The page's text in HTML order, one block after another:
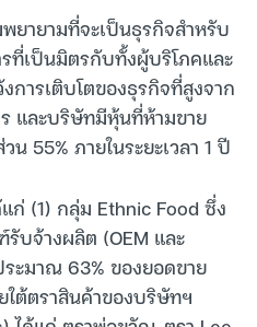
ยายามที่จะเป็นธุรกิจสำหรับ
ที่เป็นมิตรกับทั้งผู้บริโภคและ
ารเติบโตของธุรกิจที่สูงจาก
และบริษัทมีหุ้นที่ห้ามขาย
55% ภายในระยะเวลา 1 ปี
ก่ (1) กลุ่ม Ethnic Food ซึ่ง
บจ้างผลิต (OEM และ
ะมาณ 63% ของยอดขาย
ต้ตราสินค้าของบริษัทฯ